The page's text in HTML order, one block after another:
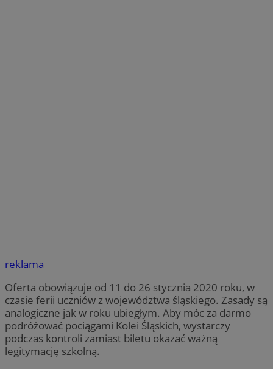
reklama
Oferta obowiązuje od 11 do 26 stycznia 2020 roku, w
czasie ferii uczniów z województwa śląskiego. Zasady są
analogiczne jak w roku ubiegłym. Aby móc za darmo
podróżować pociągami Kolei Śląskich, wystarczy
podczas kontroli zamiast biletu okazać ważną
legitymację szkolną.